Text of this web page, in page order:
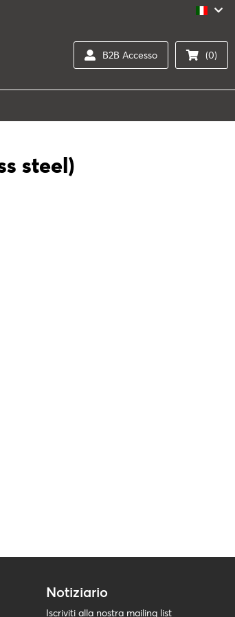
B2B Accesso (0)
steel)
Notiziario
Iscriviti alla nostra mailing list